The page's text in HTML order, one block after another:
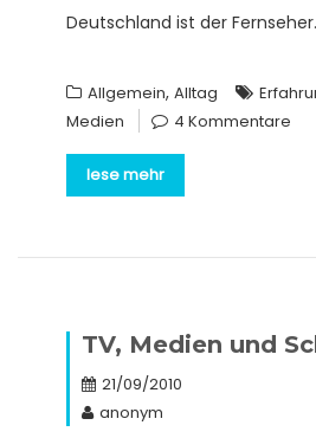
Deutschland ist der
Allgemein, Alltag
Medien 4 Kommentare
lese mehr
TV, Medien und
21/09/2010
anonym